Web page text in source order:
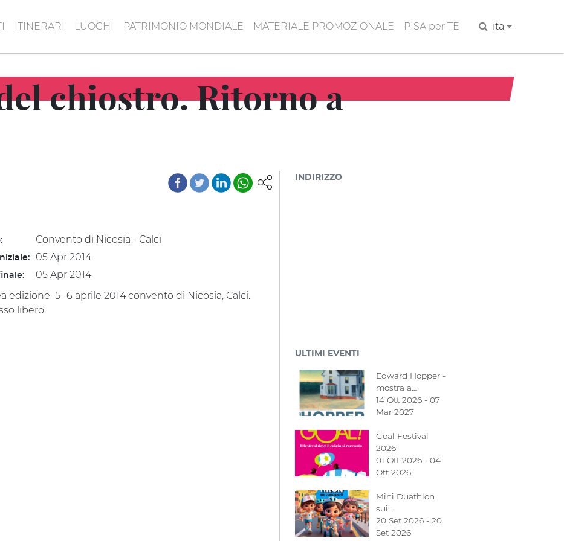
ITINERARI LUOGHI PATRIMONIO MONDIALE MATERIALE PROMOZIONALE PISA per TE Cerca ita
chiostro. Ritorno a
Convento di Nicosia - Calci
05 Apr 2014
05 Apr 2014
edizione 5 -6 aprile 2014 convento di Nicosia, Calci.
libero
INDIRIZZO
ULTIMI EVENTI
Edward Hopper -
mostra a…
14 Ott 2026 - 07
Mar 2027
Goal Festival
2026
01 Ott 2026 - 04
Ott 2026
Mini Duathlon
sui…
20 Set 2026 - 20
Set 2026